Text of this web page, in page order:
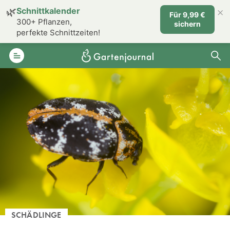
SCHÄDLINGE
🌿Schnittkalender
300+ Pflanzen,
perfekte Schnittzeiten!
Für 9,99 €
sichern
×